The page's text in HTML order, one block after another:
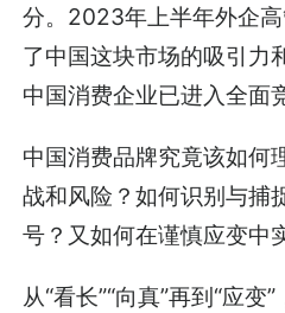
分。2023年上半年外企高
了中国这块市场的吸引力
中国消费企业已进入全面
中国消费品牌究竟该如何
战和风险？如何识别与捕
号？又如何在谨慎应变中
从“看长”“向真”再到“应变